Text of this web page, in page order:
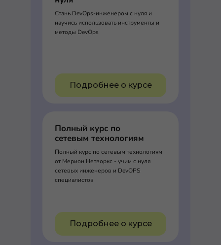
Стань DevOps-инженером с нуля и
научись использовать инструменты и
методы DevOps
Подробнее о курсе
Полный курс по
сетевым технологиям
Полный курс по сетевым технологиям
от Мерион Нетворкс - учим с нуля
сетевых инженеров и DevOPS
специалистов
Подробнее о курсе